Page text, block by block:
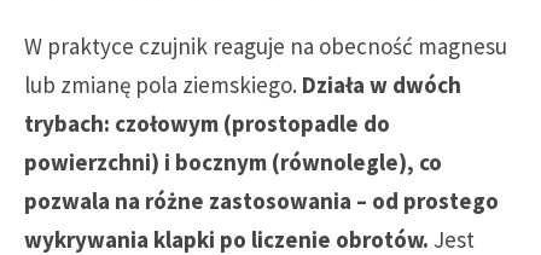
W praktyce czujnik reaguje na obecność magnesu
lub zmianę pola ziemskiego. Działa w dwóch
trybach: czołowym (prostopadle do
powierzchni) i bocznym (równolegle), co
pozwala na różne zastosowania – od prostego
wykrywania klapki po liczenie obrotów. Jest